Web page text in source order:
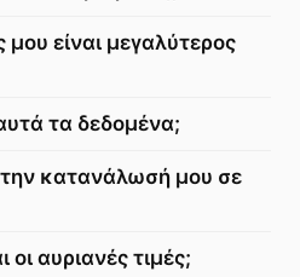
μου είναι μεγαλύτερος
τα δεδομένα;
κατανάλωσή μου σε
οι αυριανές τιμές;